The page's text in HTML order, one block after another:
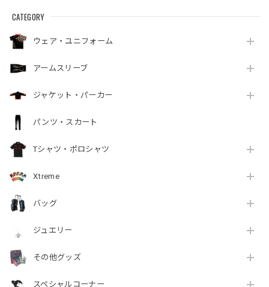
CATEGORY
ウェア・ユニフォーム
アームスリーブ
ジャケット・パーカー
パンツ・スカート
Tシャツ・ポロシャツ
Xtreme
バッグ
ジュエリー
その他グッズ
スペシャルコーナー